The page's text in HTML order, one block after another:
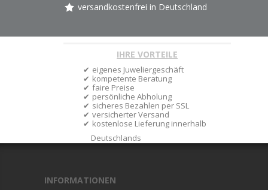
versandkostenfrei in Deutschland
IHRE VORTEILE
eigenes Juweliergeschäft
kompetente Beratung
faire Preise
persönliche Abholung
sicheres Bezahlen per SSL
versicherter Versand
kostenlose Lieferung innerhalb
Deutschlands
INFORMATIONEN